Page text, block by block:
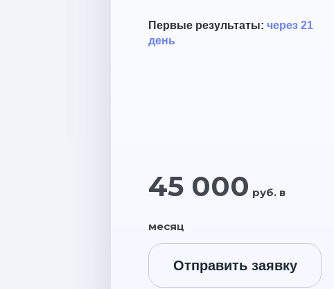
Первые результаты: через 21
день
45 000 руб. в
месяц
Отправить заявку